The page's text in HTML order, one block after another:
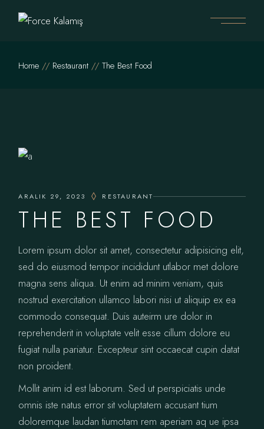
Home Restaurant The Best Food
ARALIK 29, 2023 RESTAURANT
THE BEST FOOD
Lorem ipsum dolor sit amet, consectetur adipisicing elit,
sed do eiusmod tempor incididunt utlabor met dolore
magna sens aliqua. Ut enim ad minim veniam, quis
nostrud exercitation ullamco labori nisi ut aliquip ex ea
commodo consequat. Duis auteirm ure dolor in
reprehenderit in voluptate velit esse cillum dolore eu
fugiat nulla pariatur. Excepteur sint occaecat cupin datat
non proident.
Mollit anim id est laborum. Sed ut perspiciatis unde
omnis iste natus error sit voluptatem accusant tium
doloremque laudan tiumotam rem aperiam aq ue ipsa